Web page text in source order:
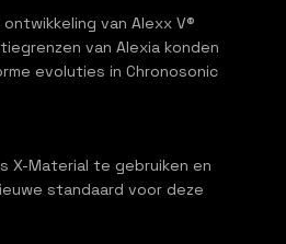
van Alexx V®
van Alexia konden
evoluties in Chronosonic
X-Material te gebruiken en
standaard voor deze